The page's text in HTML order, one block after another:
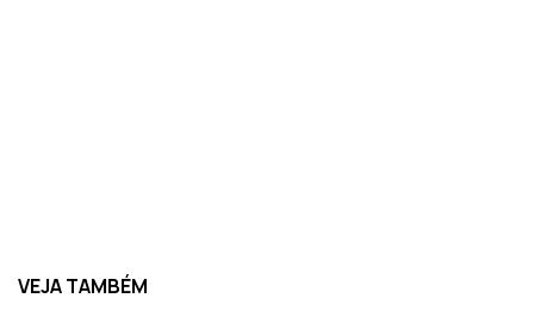
VEJA TAMBÉM